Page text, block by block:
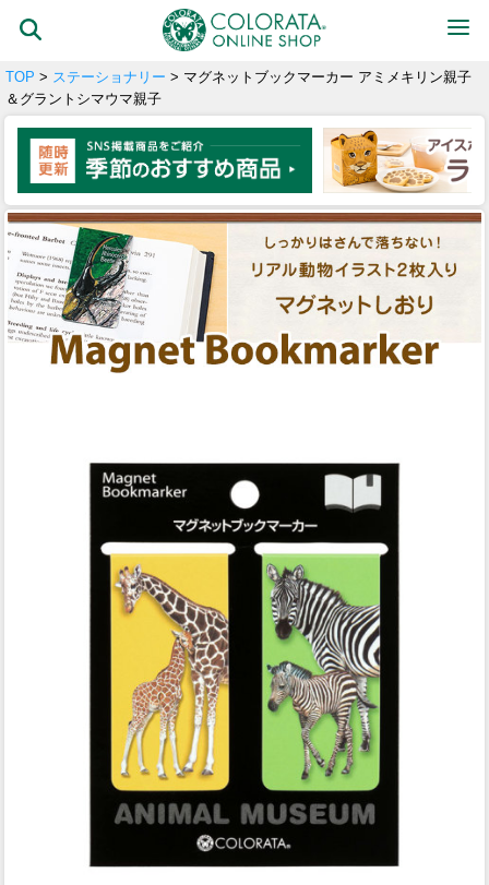
TOP > ステーショナリー > マグネットブックマーカー アミメキリン親子
＆グラントシマウマ親子